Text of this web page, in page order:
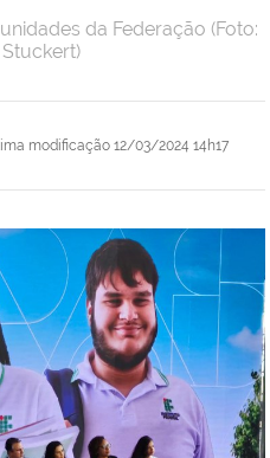
modificação 12/03/2024 14h17
da Federação (Foto: